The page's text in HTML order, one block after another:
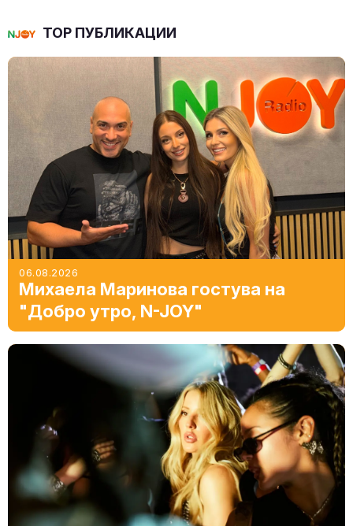
TOP ПУБЛИКАЦИИ
06.08.2026
Михаела Маринова гостува на
"Добро утро, N-JOY"